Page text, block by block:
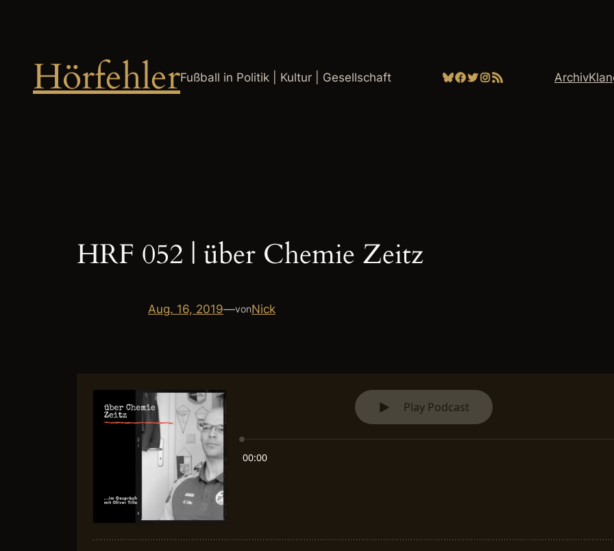
HörfehlerFußball in Politik | Kultur | Gesellschaft Bluesky
Facebook
Twitter
Instagram
RSS-Feed Archiv
HRF 052 | über Chemie Zeitz
Aug. 16, 2019—vonNick